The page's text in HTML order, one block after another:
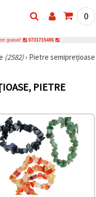
0
gratuit! 0731715486
(2582)› Pietre semiprețioase
PIETRE